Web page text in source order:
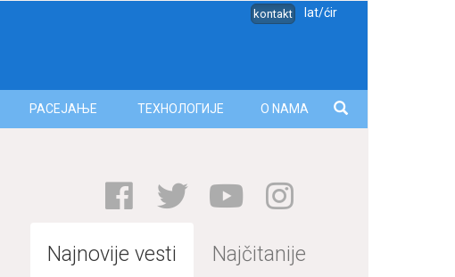
kontakt lat/ćir
РАСЕЈАЊЕ ТЕХНОЛОГИЈЕ O NAMA
Najnovije vesti Najčitanije